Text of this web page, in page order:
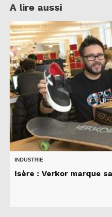
A lire aussi
INDUSTRIE
Isère : Verkor marque